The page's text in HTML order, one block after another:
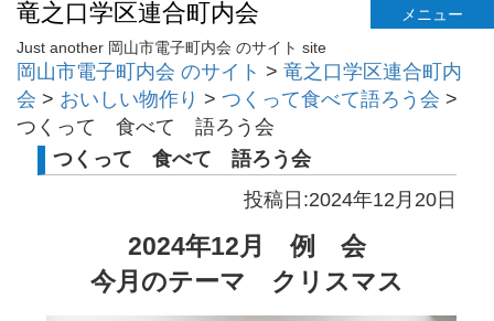
竜之口学区連合町内会
メニュー
Just another 岡山市電子町内会 のサイト site
岡山市電子町内会 のサイト > 竜之口学区連合町内
会 > おいしい物作り > つくって食べて語ろう会 >
つくって 食べて 語ろう会
つくって 食べて 語ろう会
投稿日:2024年12月20日
2024年12月 例 会
今月のテーマ クリスマス